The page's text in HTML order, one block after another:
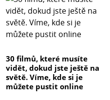
30 filmů, které musíte
vidět, dokud jste ještě na
světě. Víme, kde si je
můžete pustit online